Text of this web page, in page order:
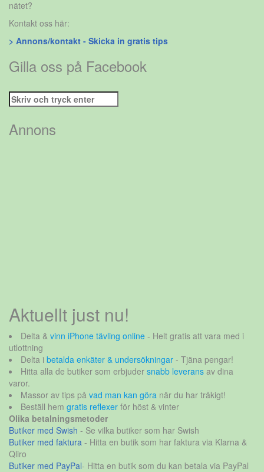
nätet?
Kontakt oss här:
> Annons/kontakt - Skicka in gratis tips
Gilla oss på Facebook
Sök
efter:
Annons
Aktuellt just nu!
Delta & vinn iPhone tävling online - Helt gratis att vara med i
utlottning
Delta i betalda enkäter & undersökningar - Tjäna pengar!
Hitta alla de butiker som erbjuder snabb leverans av dina
varor.
Massor av tips på vad man kan göra när du har tråkigt!
Beställ hem gratis reflexer för höst & vinter
Olika betalningsmetoder
Butiker med Swish - Se vilka butiker som har Swish
Butiker med faktura - Hitta en butik som har faktura via Klarna &
Qliro
Butiker med PayPal- Hitta en butik som du kan betala via PayPal